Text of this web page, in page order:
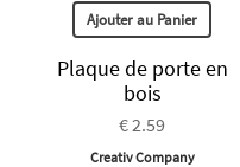
Ajouter au Panier
Plaque de porte en
bois
€ 2.59
Creativ Company